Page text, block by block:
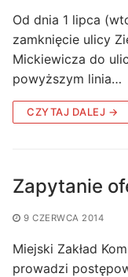
Od dnia 1 lipca
zamknięcie ulicy
Mickiewicza do
powyższym linia…
CZYTAJ DALEJ →
Zapytanie
9 CZERWCA 2014
Miejski Zakład
prowadzi